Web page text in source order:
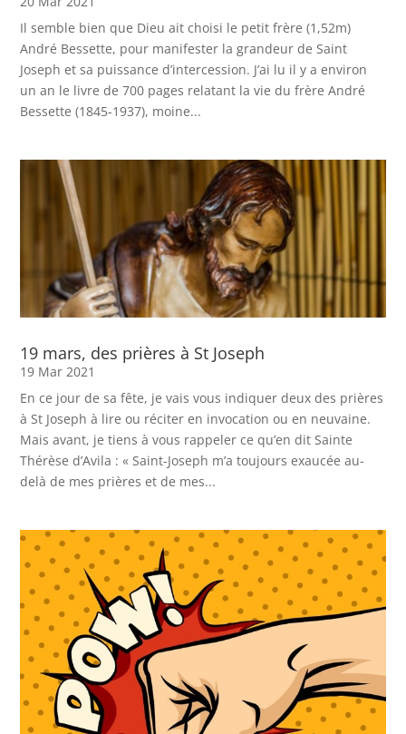
Il semble bien que Dieu ait choisi le petit frère (1,52m)
André Bessette, pour manifester la grandeur de Saint
Joseph et sa puissance d’intercession. J’ai lu il y a environ
un an le livre de 700 pages relatant la vie du frère André
Bessette (1845-1937), moine...
19 mars, des prières à St Joseph
19 Mar 2021
En ce jour de sa fête, je vais vous indiquer deux des prières
à St Joseph à lire ou réciter en invocation ou en neuvaine.
Mais avant, je tiens à vous rappeler ce qu’en dit Sainte
Thérèse d’Avila : « Saint-Joseph m’a toujours exaucée au-
delà de mes prières et de mes...